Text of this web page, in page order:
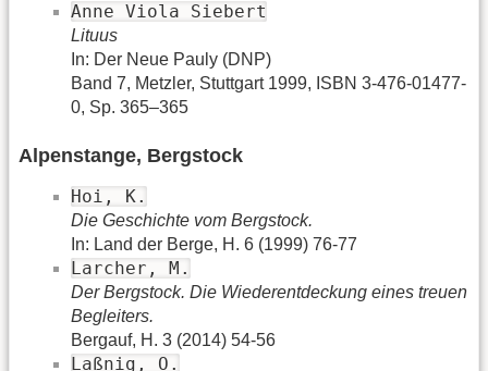
Anne Viola Siebert
Lituus
In: Der Neue Pauly (DNP)
Band 7, Metzler, Stuttgart 1999, ISBN 3-476-01477-
0, Sp. 365–365
Alpenstange, Bergstock
Hoi, K.
Die Geschichte vom Bergstock.
In: Land der Berge, H. 6 (1999) 76-77
Larcher, M.
Der Bergstock. Die Wiederentdeckung eines treuen
Begleiters.
Bergauf, H. 3 (2014) 54-56
Laßnig, O.